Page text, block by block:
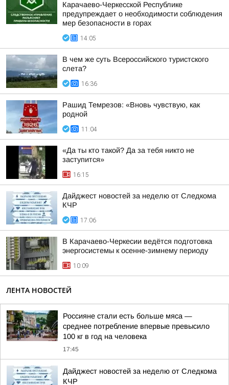
Карачаево-Черкесской Республике
предупреждает о необходимости соблюдения
мер безопасности в горах
14:05
В чем же суть Всероссийского туристского
слета?
16:36
Рашид Темрезов: «Вновь чувствую, как
родной
11:04
«Да ты кто такой? Да за тебя никто не
заступится»
16:15
Дайджест новостей за неделю от Следкома
КЧР
17:06
В Карачаево-Черкесии ведётся подготовка
энергосистемы к осенне-зимнему периоду
10:09
ЛЕНТА НОВОСТЕЙ
Россияне стали есть больше мяса —
среднее потребление впервые превысило
100 кг в год на человека
17:45
Дайджест новостей за неделю от Следкома
КЧР